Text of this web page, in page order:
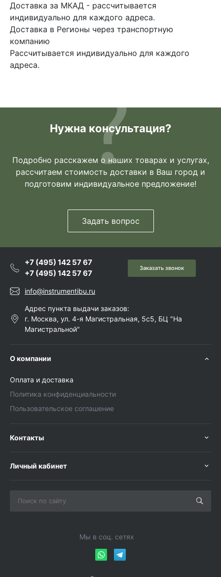
Доставка за МКАД - рассчитывается
индивидуально для каждого адреса.
Доставка в Регионы через транспортную
компанию
Рассчитывается индивидуально для каждого
адреса.
Нужна консультация?
Подробно расскажем о наших товарах и услугах,
рассчитаем стоимость доставки в Ваш город и
подготовим индивидуальное предложение!
Задать вопрос
+7 (495) 142 57 67
+7 (495) 142 57 67
Заказать звонок
info@instrumentibu.ru
Адрес пункта выдачи заказов:
г. Москва, ул. 4-я Магистральная, 5с5, БЦ "На
Магистральной"
О компании
Оплата и доставка
Политика конфиденциальности
Пользовательское соглашение
Контакты
Личный кабинет
Мы в соц. сетях